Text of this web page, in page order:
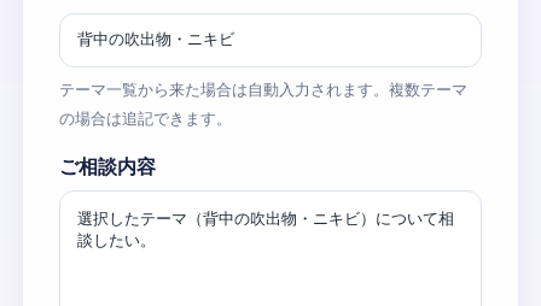
テーマ一覧から来た場合は自動入力されます。複数テーマ
の場合は追記できます。
ご相談内容